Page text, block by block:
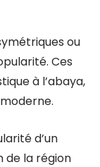
ou
Ces
à l’abaya,
d’un
de la région